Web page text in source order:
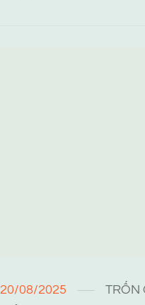
20/08/2025
TRỐN